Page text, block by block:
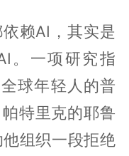
赖AI，其实是
。一项研究指
球年轻人的普
特里克的耶鲁
组织一段拒绝